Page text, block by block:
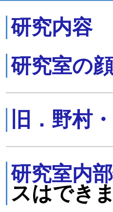
研究内容
研究室の
旧．野村
研究室内
スはでき